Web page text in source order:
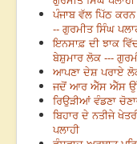
ਪੰਜਾਬ ਵੱਲ ਪਿੱਠ ਕਰਨ
-- ਗੁਰਮੀਤ ਸਿੰਘ
ਇਨਸਾਫ਼ ਦੀ ਝਾਕ
ਬੇਸ਼ੁਮਾਰ ਲੋਕ ---
ਆਪਣਾ ਦੇਸ਼ ਪਰਾਏ
ਜਦੋਂ ਆਰ ਐੱਸ ਐੱਸ ਉੱਤੇ
ਰਿਉੜੀਆਂ ਵੰਡਣਾ
ਬਿਹਾਰ ਦੇ ਨਤੀਜੇ
ਪਲਾਹੀ